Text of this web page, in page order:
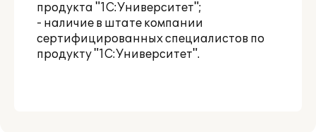
продукта "1С:Университет";
- наличие в штате компании
сертифицированных специалистов по
продукту "1С:Университет".